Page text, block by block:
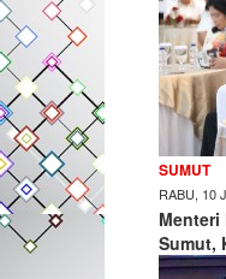
SUMUT
RABU, 10
Menteri
Sumut,